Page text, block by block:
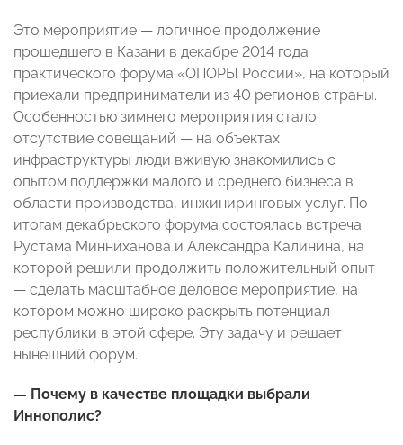
Это мероприятие — логичное продолжение
прошедшего в Казани в декабре 2014 года
практического форума «ОПОРЫ России», на который
приехали предприниматели из 40 регионов страны.
Особенностью зимнего мероприятия стало
отсутствие совещаний — на объектах
инфраструктуры люди вживую знакомились с
опытом поддержки малого и среднего бизнеса в
области производства, инжиниринговых услуг. По
итогам декабрьского форума состоялась встреча
Рустама Минниханова и Александра Калинина, на
которой решили продолжить положительный опыт
— сделать масштабное деловое мероприятие, на
котором можно широко раскрыть потенциал
республики в этой сфере. Эту задачу и решает
нынешний форум.
— Почему в качестве площадки выбрали
Иннополис?